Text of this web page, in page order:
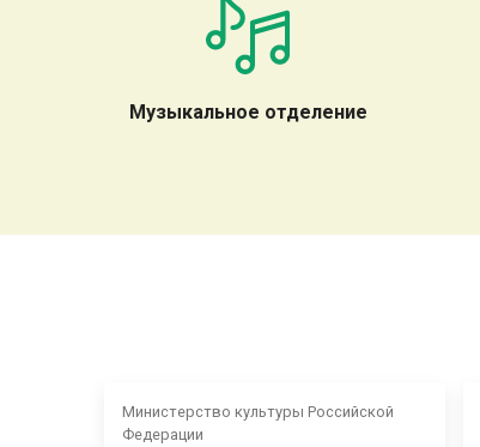
Музыкальное отделение
Министерство культуры Российской
Федерации